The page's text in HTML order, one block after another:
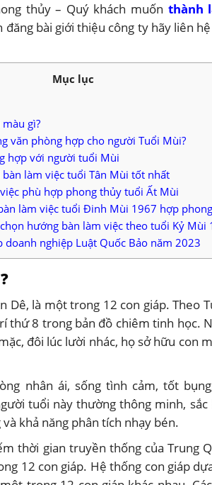
thủy – Quý khách muốn thành
đăng bài giới thiệu công ty hãy liên
Mục lục
gì?
văn phòng hợp cho người Tuổi Mùi?
hợp với người tuổi Mùi
làm việc tuổi Tân Mùi tốt nhất
phù hợp phong thủy tuổi Ất Mùi
làm việc tuổi Đinh Mùi 1967 hợp
hướng bàn làm việc theo tuổi Kỷ Mùi
doanh nghiệp Luật Quốc Bảo năm 2023
Dê, là một trong 12 con giáp. Theo
thứ 8 trong bản đồ chiêm tinh học.
đôi lúc lười nhác, họ sở hữu con
nhân ái, sống tình cảm, tốt
tuổi này thường thông minh,
khả năng phân tích nhạy bén.
thời gian truyền thống của Trung
12 con giáp. Hệ thống con giáp